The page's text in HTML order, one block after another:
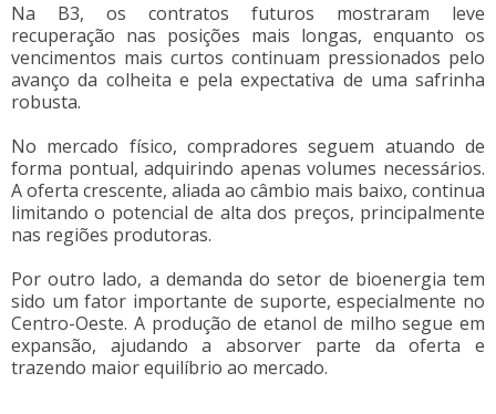
Na B3, os contratos futuros mostraram leve
recuperação nas posições mais longas, enquanto os
vencimentos mais curtos continuam pressionados pelo
avanço da colheita e pela expectativa de uma safrinha
robusta.
No mercado físico, compradores seguem atuando de
forma pontual, adquirindo apenas volumes necessários.
A oferta crescente, aliada ao câmbio mais baixo, continua
limitando o potencial de alta dos preços, principalmente
nas regiões produtoras.
Por outro lado, a demanda do setor de bioenergia tem
sido um fator importante de suporte, especialmente no
Centro-Oeste. A produção de etanol de milho segue em
expansão, ajudando a absorver parte da oferta e
trazendo maior equilíbrio ao mercado.